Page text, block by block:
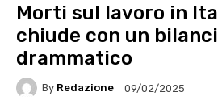
Morti sul lavoro in
chiude con un
drammatico
By Redazione 09/02/2025